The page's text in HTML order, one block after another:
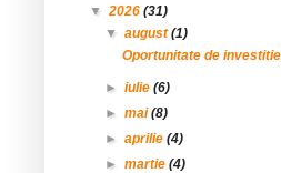
▼2026 (31)
▼august(1)
Oportunitate de
►iulie(6)
►mai(8)
►aprilie(4)
►martie(4)